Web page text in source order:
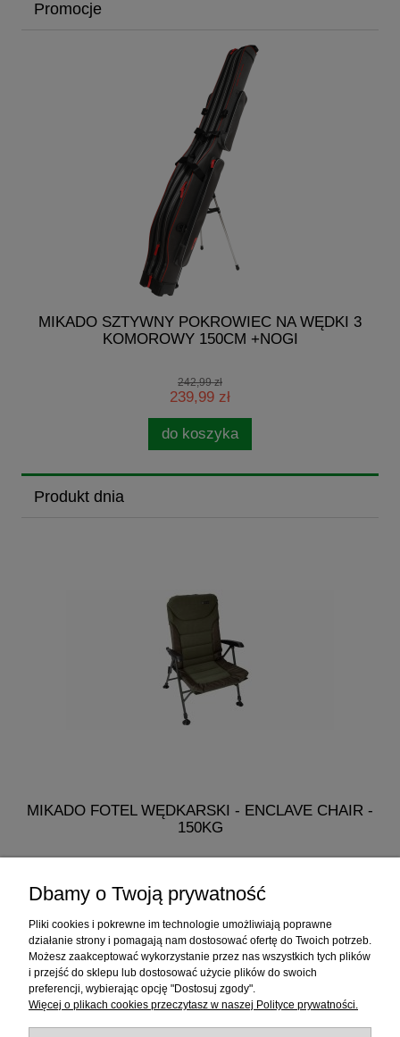
Promocje
MIKADO SZTYWNY POKROWIEC NA WĘDKI 3
KOMOROWY 150CM +NOGI
242,99 zł
239,99 zł
do koszyka
Produkt dnia
MIKADO FOTEL WĘDKARSKI - ENCLAVE CHAIR -
150KG
Informacje
Sklep internetowy
Dbamy o Twoją prywatność
Pliki cookies i pokrewne im technologie umożliwiają poprawne
działanie strony i pomagają nam dostosować ofertę do Twoich potrzeb.
Możesz zaakceptować wykorzystanie przez nas wszystkich tych plików
i przejść do sklepu lub dostosować użycie plików do swoich
preferencji, wybierając opcję "Dostosuj zgody".
Więcej o plikach cookies przeczytasz w naszej Polityce prywatności.